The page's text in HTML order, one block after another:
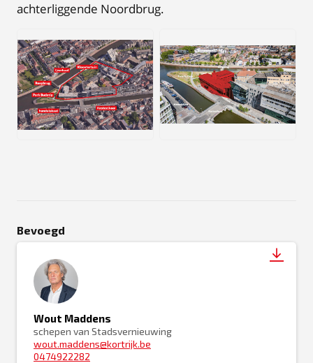
achterliggende Noordbrug.
JPG JPG
Bevoegd
Wout Maddens
schepen van Stadsvernieuwing
wout.maddens@kortrijk.be
0474922282